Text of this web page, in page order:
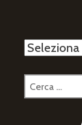
Categorie
Ricerca
per: